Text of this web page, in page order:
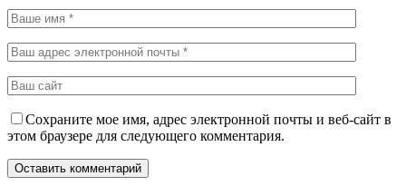
Сохраните мое имя, адрес электронной почты и веб-сайт в
этом браузере для следующего комментария.